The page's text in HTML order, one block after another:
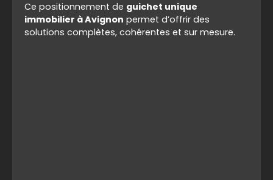
Ce positionnement de guichet unique
immobilier à Avignon permet d’offrir des
solutions complètes, cohérentes et sur mesure.